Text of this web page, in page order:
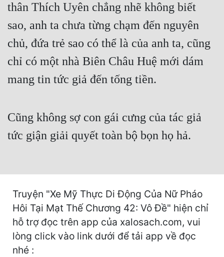
Cổ Đại
Du Hí
Dã Sử
Dị Năng
Gia Đấu
Huyền Huyễn
Huyền Nghi
Huyền Ảo
thân Thích Uyên chẳng nhẽ không biết
sao, anh ta chưa từng chạm đến nguyên
chủ, đứa trẻ sao có thể là của anh ta, cũng
chỉ có một nhà Biên Châu Huệ mới dám
mang tin tức giả đến tống tiền.
Cũng không sợ con gái cưng của tác giả
tức giận giải quyết toàn bộ bọn họ hả.
Truyện "Xe Mỹ Thực Di Động Của Nữ Pháo
Hôi Tại Mạt Thế Chương 42: Vô Đề" hiện chỉ
hỗ trợ đọc trên app của xalosach.com, vui
lòng click vào link dưới để tải app về đọc
nhé :